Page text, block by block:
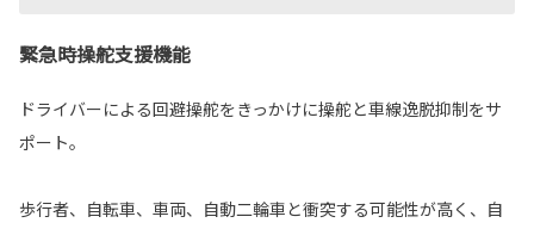
緊急時操舵支援機能
ドライバーによる回避操舵をきっかけに操舵と車線逸脱抑制をサ
ポート。
歩行者、自転車、車両、自動二輪車と衝突する可能性が高く、自